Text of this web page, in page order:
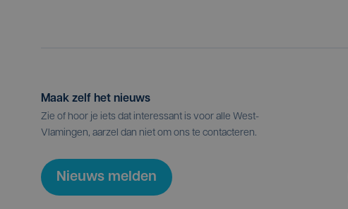
Maak zelf het nieuws
Zie of hoor je iets dat interessant is voor alle West-
Vlamingen, aarzel dan niet om ons te contacteren.
Nieuws melden